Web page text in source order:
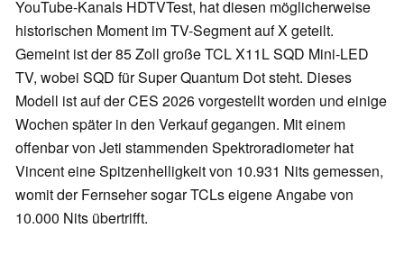
YouTube-Kanals HDTVTest, hat diesen möglicherweise
historischen Moment im TV-Segment auf X geteilt.
Gemeint ist der 85 Zoll große TCL X11L SQD Mini-LED
TV, wobei SQD für Super Quantum Dot steht. Dieses
Modell ist auf der CES 2026 vorgestellt worden und einige
Wochen später in den Verkauf gegangen. Mit einem
offenbar von Jeti stammenden Spektroradiometer hat
Vincent eine Spitzenhelligkeit von 10.931 Nits gemessen,
womit der Fernseher sogar TCLs eigene Angabe von
10.000 Nits übertrifft.